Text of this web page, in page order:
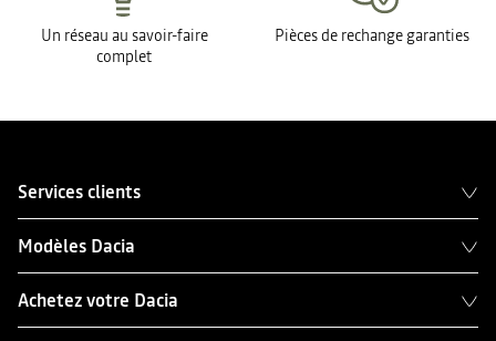
Un réseau au savoir-faire
complet
Pièces de rechange garanties
Services clients
Modèles Dacia
Achetez votre Dacia